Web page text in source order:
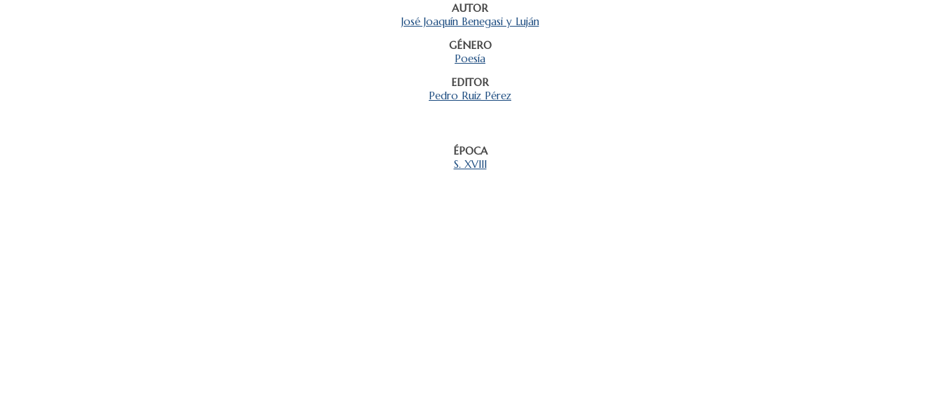
AUTOR
José Joaquín Benegasi y Luján
GÉNERO
Poesía
EDITOR
Pedro Ruiz Pérez
ÉPOCA
S. XVIII